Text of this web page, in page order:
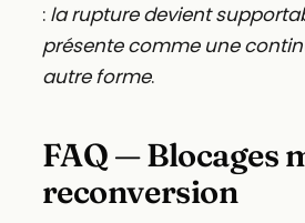
: la rupture devient
présente comme une
autre forme.
FAQ — Blocages
reconversion